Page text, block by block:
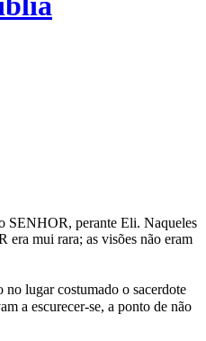
SENHOR, perante Eli. Naqueles
era mui rara; as visões não eram
no lugar costumado o sacerdote
a escurecer-se, a ponto de não